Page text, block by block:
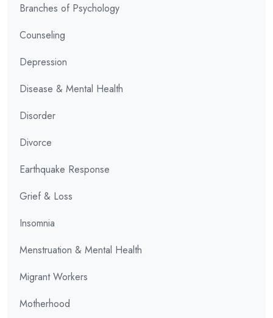
Branches of Psychology
Counseling
Depression
Disease & Mental Health
Disorder
Divorce
Earthquake Response
Grief & Loss
Insomnia
Menstruation & Mental Health
Migrant Workers
Motherhood